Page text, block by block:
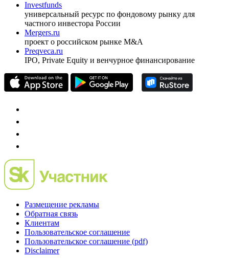
Investfunds
универсальный ресурс по фондовому рынку для
частного инвестора России
Mergers.ru
проект о российском рынке M&A
Preqveca.ru
IPO, Private Equity и венчурное финансирование
Размещение рекламы
Обратная связь
Клиентам
Пользовательское соглашение
Пользовательское соглашение (pdf)
Disclaimer